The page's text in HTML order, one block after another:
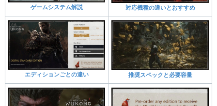
ゲームシステム解説 対応機種の違いとおすすめ
エディションごとの違い 推奨スペックと必要容量